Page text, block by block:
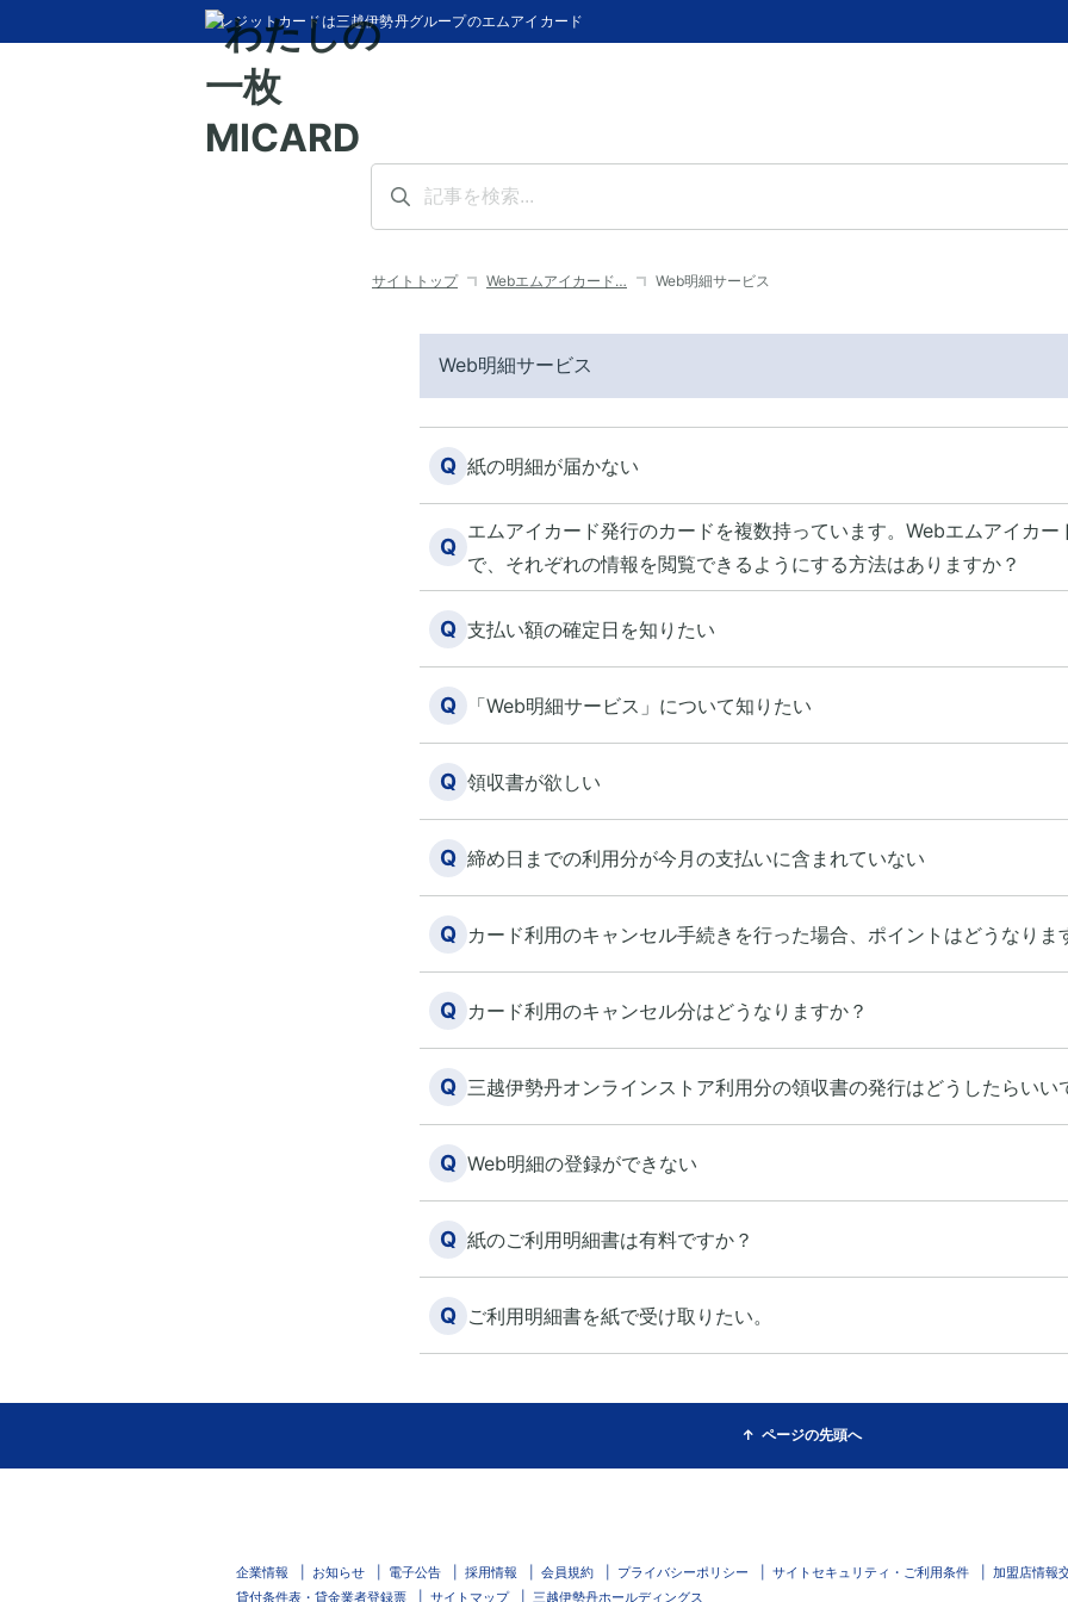
クレジットカードは三越伊勢丹グループのエムアイカード
サイトトップ Webエムアイカード… Web明細サービス
Web明細サービス
Q 紙の明細が届かない
Q
エムアイカード発行のカードを複数持っています。Webエムアイカー
で、それぞれの情報を閲覧できるようにする方法はありますか？
Q 支払い額の確定日を知りたい
Q 「Web明細サービス」について知りたい
Q 領収書が欲しい
Q 締め日までの利用分が今月の支払いに含まれていない
Q カード利用のキャンセル手続きを行った場合、ポイントはどうなりま
Q カード利用のキャンセル分はどうなりますか？
Q 三越伊勢丹オンラインストア利用分の領収書の発行はどうしたらいい
Q Web明細の登録ができない
Q 紙のご利用明細書は有料ですか？
Q ご利用明細書を紙で受け取りたい。
ページの先頭へ
企業情報 お知らせ 電子公告 採用情報 会員規約 プライバシーポリシー サイトセキュリティ・ご利用条件
加盟店情報
貸付条件表・貸金業者登録票
サイトマップ 三越伊勢丹ホールディングス